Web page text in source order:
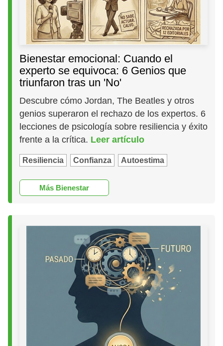
Bienestar emocional: Cuando el
experto se equivoca: 6 Genios que
triunfaron tras un 'No'
Descubre cómo Jordan, The Beatles y otros
genios superaron el rechazo de los expertos. 6
lecciones de psicología sobre resiliencia y éxito
frente a la crítica. Leer artículo
Resiliencia Confianza Autoestima
Más Bienestar